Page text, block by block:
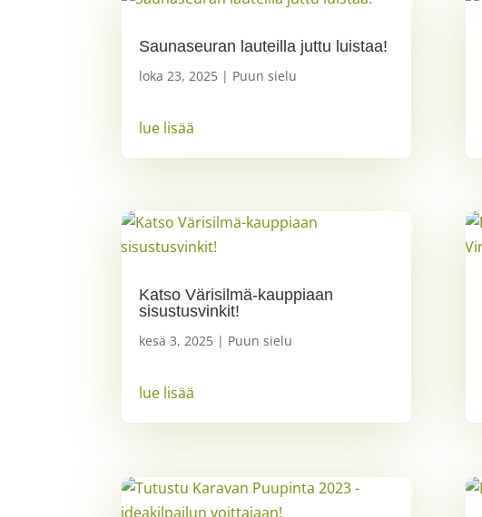
Saunaseuran lauteilla juttu luistaa!
loka 23, 2025 | Puun sielu
lue lisää
Katso Värisilmä-kauppiaan
sisustusvinkit!
kesä 3, 2025 | Puun sielu
lue lisää